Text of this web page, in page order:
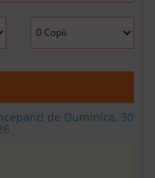
de Duminica, 30